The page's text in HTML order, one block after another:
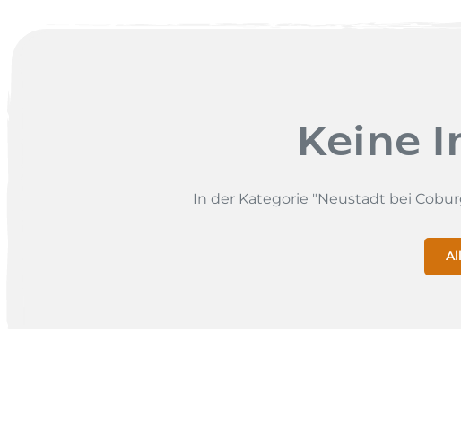
Keine
In der Kategorie "Neustadt bei